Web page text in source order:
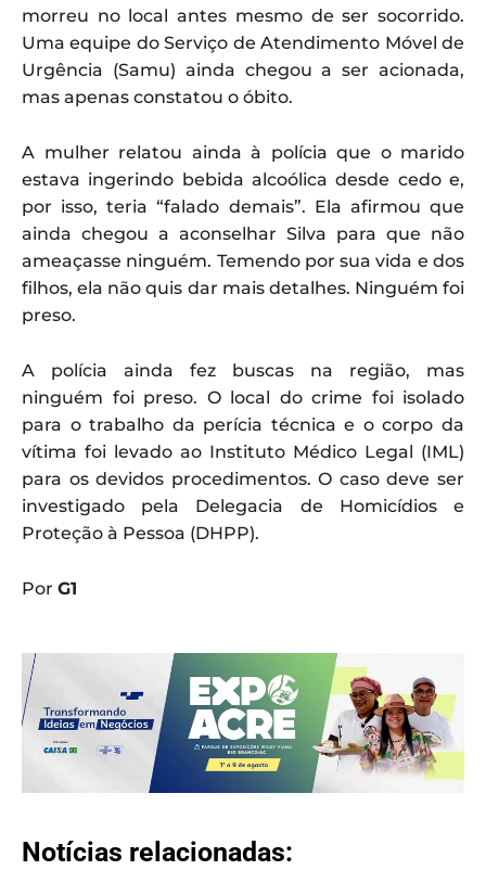
morreu no local antes mesmo de ser socorrido.
Uma equipe do Serviço de Atendimento Móvel de
Urgência (Samu) ainda chegou a ser acionada,
mas apenas constatou o óbito.
A mulher relatou ainda à polícia que o marido
estava ingerindo bebida alcoólica desde cedo e,
por isso, teria “falado demais”. Ela afirmou que
ainda chegou a aconselhar Silva para que não
ameaçasse ninguém. Temendo por sua vida e dos
filhos, ela não quis dar mais detalhes. Ninguém foi
preso.
A polícia ainda fez buscas na região, mas
ninguém foi preso. O local do crime foi isolado
para o trabalho da perícia técnica e o corpo da
vítima foi levado ao Instituto Médico Legal (IML)
para os devidos procedimentos. O caso deve ser
investigado pela Delegacia de Homicídios e
Proteção à Pessoa (DHPP).
Por G1
Notícias relacionadas: